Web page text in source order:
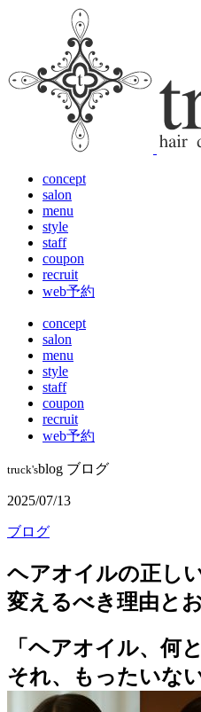
concept
salon
menu
style
staff
coupon
recruit
web予約
concept
salon
menu
style
staff
coupon
recruit
web予約
truck'sblog ブログ
2025/07/13
ブログ
ヘアオイルの正し
変えるべき理由と
「ヘアオイル、何
それ、もったいな